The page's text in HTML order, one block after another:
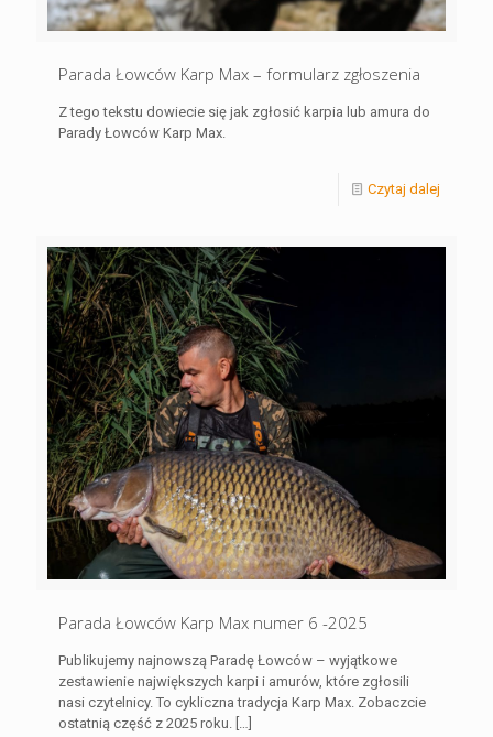
Parada Łowców Karp Max – formularz zgłoszenia
Z tego tekstu dowiecie się jak zgłosić karpia lub amura do
Parady Łowców Karp Max.
Czytaj dalej
Parada Łowców Karp Max numer 6 -2025
Publikujemy najnowszą Paradę Łowców – wyjątkowe
zestawienie największych karpi i amurów, które zgłosili
nasi czytelnicy. To cykliczna tradycja Karp Max. Zobaczcie
ostatnią część z 2025 roku.